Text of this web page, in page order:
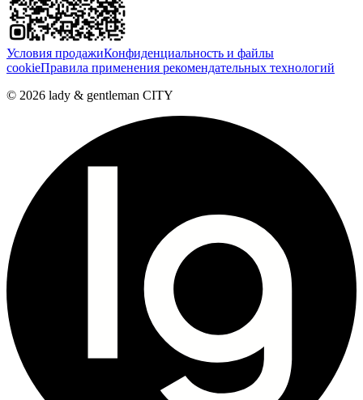
Условия продажиКонфиденциальность и файлы
cookieПравила применения рекомендательных технологий
© 2026 lady & gentleman CITY